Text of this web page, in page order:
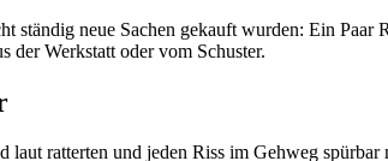
ständig neue Sachen gekauft wurden: Ein
der Werkstatt oder vom Schuster.
ratterten und jeden Riss im Gehweg